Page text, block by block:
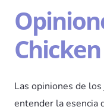
Las opiniones de
entender la esencia